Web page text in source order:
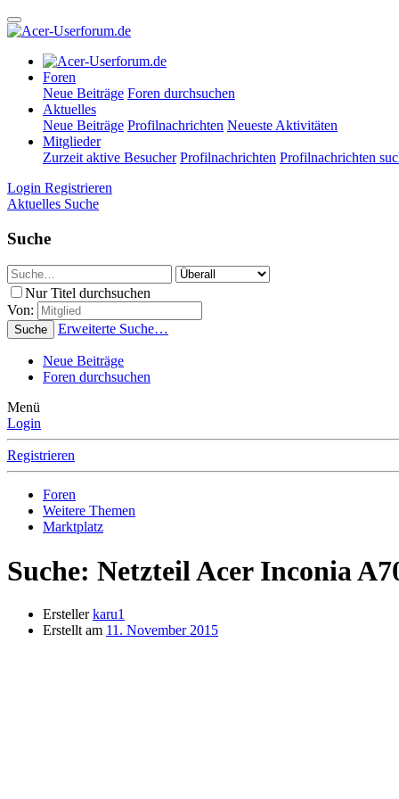
Foren
Neue Beiträge Foren durchsuchen
Aktuelles
Neue Beiträge Profilnachrichten Neueste Aktivitäten
Mitglieder
Zurzeit aktive Besucher Profilnachrichten Profilnachrichten
Login Registrieren
Aktuelles Suche
Suche
Nur Titel durchsuchen
Von:
Suche Erweiterte Suche…
Neue Beiträge
Foren durchsuchen
Menü
Login
Registrieren
Foren
Weitere Themen
Marktplatz
Suche: Netzteil Acer Inconia
Ersteller karu1
Erstellt am 11. November 2015